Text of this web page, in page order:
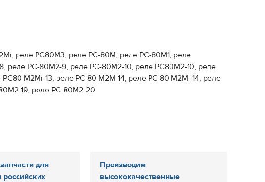
реле РС80М3, реле РС-80М, реле РС-80М1, реле
РС-80М2-9, реле РС-80М2-10, реле РС80М2-10, реле
М2Мi-13, реле РС 80 М2М-14, реле РС 80 М2Мi-14, реле
19, реле РС-80М2-20
для
российских
Производим
высококачественные